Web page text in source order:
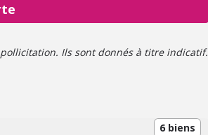
Ils sont donnés à titre indicatif.
6 biens